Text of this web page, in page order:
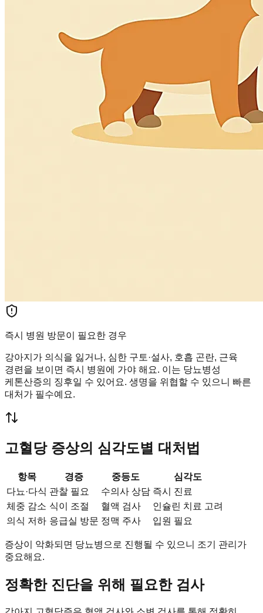
즉시 병원 방문이 필요한 경우
강아지가 의식을 잃거나, 심한 구토·설사, 호흡 곤란, 근육
경련을 보이면 즉시 병원에 가야 해요. 이는 당뇨병성
케톤산증의 징후일 수 있어요. 생명을 위협할 수 있으니 빠른
대처가 필수예요.
고혈당 증상의 심각도별 대처법
항목 경증 중등도
심각도
다뇨·다식 관찰 필요 수의사 상담 즉시 진료
체중 감소 식이 조절 혈액 검사
인슐린 치료 고려
의식 저하 응급실 방문 정맥 주사 입원 필요
증상이 악화되면 당뇨병으로 진행될 수 있으니 조기 관리가
중요해요.
정확한 진단을 위해 필요한 검사